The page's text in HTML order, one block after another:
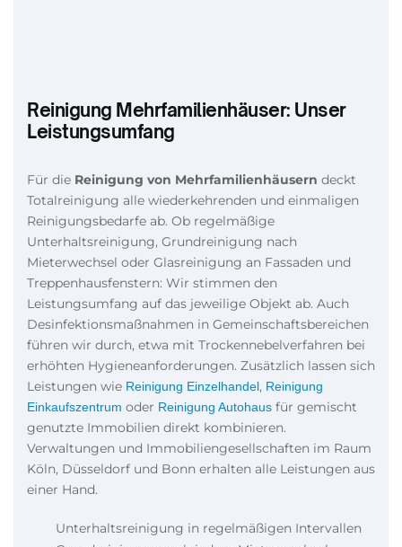
Reinigung Mehrfamilienhäuser: Unser
Leistungsumfang
Für die Reinigung von Mehrfamilienhäusern deckt
Totalreinigung alle wiederkehrenden und einmaligen
Reinigungsbedarfe ab. Ob regelmäßige
Unterhaltsreinigung, Grundreinigung nach
Mieterwechsel oder Glasreinigung an Fassaden und
Treppenhausfenstern: Wir stimmen den
Leistungsumfang auf das jeweilige Objekt ab. Auch
Desinfektionsmaßnahmen in Gemeinschaftsbereichen
führen wir durch, etwa mit Trockennebelverfahren bei
erhöhten Hygieneanforderungen. Zusätzlich lassen sich
Leistungen wie Reinigung Einzelhandel, Reinigung
Einkaufszentrum oder Reinigung Autohaus für gemischt
genutzte Immobilien direkt kombinieren.
Verwaltungen und Immobiliengesellschaften im Raum
Köln, Düsseldorf und Bonn erhalten alle Leistungen aus
einer Hand.
Unterhaltsreinigung in regelmäßigen Intervallen